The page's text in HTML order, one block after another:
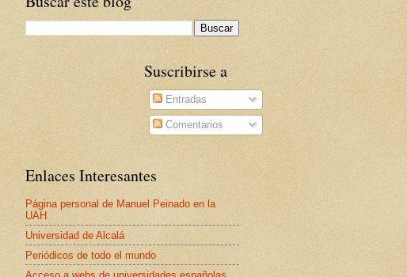
Suscribirse a
Entradas
Comentarios
Enlaces Interesantes
Página personal de Manuel Peinado en la
UAH
Universidad de Alcalá
Periódicos de todo el mundo